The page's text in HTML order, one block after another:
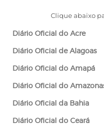
Clique abaixo
Diário Oficial do Acre
Diário Oficial de Alagoas
Diário Oficial do Amapá
Diário Oficial do
Diário Oficial da Bahia
Diário Oficial do Ceará